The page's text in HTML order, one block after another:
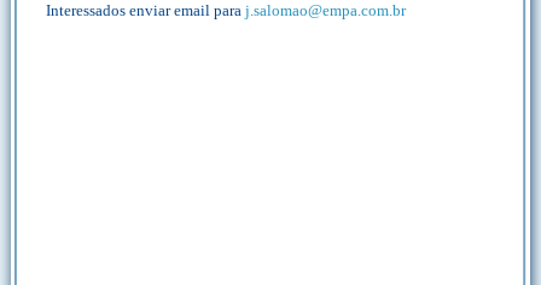
Interessados enviar email para j.salomao@empa.com.br